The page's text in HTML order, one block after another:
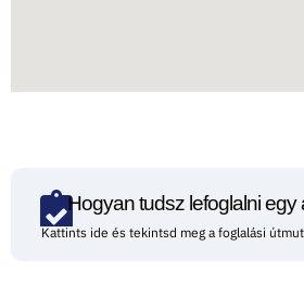
Hogyan tudsz lefoglalni egy
Kattints ide és tekintsd meg a foglalási